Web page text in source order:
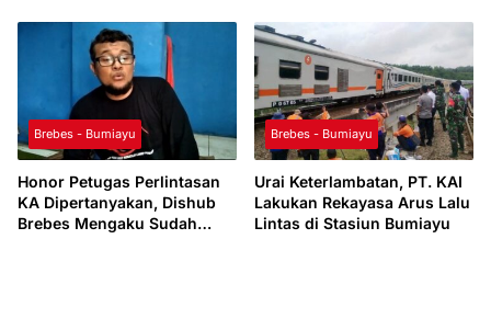
Brebes - Bumiayu
Honor Petugas Perlintasan
KA Dipertanyakan, Dishub
Brebes Mengaku Sudah
Brebes - Bumiayu
Urai Keterlambatan, PT. KAI
Lakukan Rekayasa Arus Lalu
Lintas di Stasiun Bumiayu